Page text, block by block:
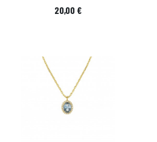
Prix
20,00 €